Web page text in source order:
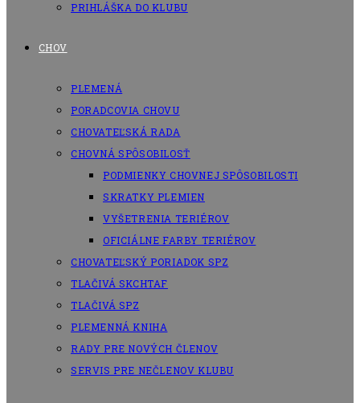
PRIHLÁŠKA DO KLUBU
CHOV
PLEMENÁ
PORADCOVIA CHOVU
CHOVATEĽSKÁ RADA
CHOVNÁ SPÔSOBILOSŤ
PODMIENKY CHOVNEJ SPÔSOBILOSTI
SKRATKY PLEMIEN
VYŠETRENIA TERIÉROV
OFICIÁLNE FARBY TERIÉROV
CHOVATEĽSKÝ PORIADOK SPZ
TLAČIVÁ SKCHTAF
TLAČIVÁ SPZ
PLEMENNÁ KNIHA
RADY PRE NOVÝCH ČLENOV
SERVIS PRE NEČLENOV KLUBU